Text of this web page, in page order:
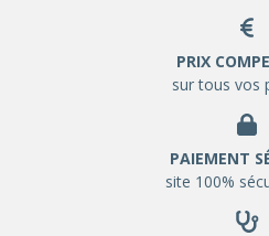
PRIX
sur tous vos
PAIEMENT
site 100%